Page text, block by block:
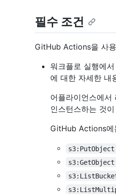
필수 조건
GitHub Actions을 사
워크플로 실행에
에 대한 자세한 내
어플라이언스에
인스턴스하는 것
GitHub Actions에
s3:PutObject
s3:GetObject